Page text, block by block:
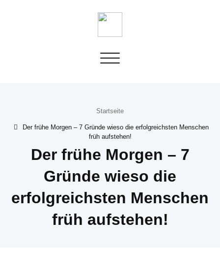
Toggle
Startseite
Der frühe Morgen – 7 Gründe wieso die erfolgreichsten Menschen
früh aufstehen!
Der frühe Morgen – 7
Gründe wieso die
erfolgreichsten Menschen
früh aufstehen!